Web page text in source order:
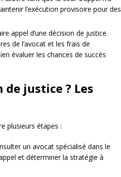
l’exécution provisoire pour des
appel d’une décision de justice
de l’avocat et les frais de
évaluer les chances de succès
justice ? Les
plusieurs étapes :
un avocat spécialisé dans le
et déterminer la stratégie à